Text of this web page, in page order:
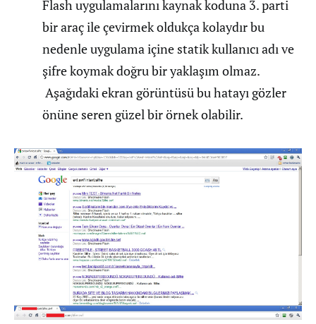
Flash uygulamalarını kaynak koduna 3. parti
bir araç ile çevirmek oldukça kolaydır bu
nedenle uygulama içine statik kullanıcı adı ve
şifre koymak doğru bir yaklaşım olmaz.
Aşağıdaki ekran görüntüsü bu hatayı gözler
önüne seren güzel bir örnek olabilir.